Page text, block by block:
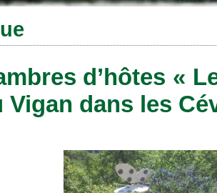
d’hôtes «
Vigan dans les